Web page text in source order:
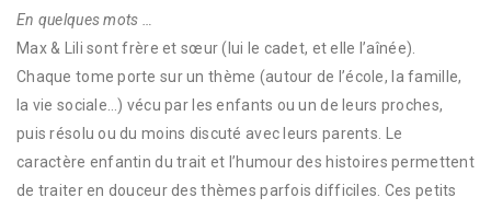
En quelques mots …
Max & Lili sont frère et sœur (lui le cadet, et elle l’aînée).
Chaque tome porte sur un thème (autour de l’école, la famille,
la vie sociale…) vécu par les enfants ou un de leurs proches,
puis résolu ou du moins discuté avec leurs parents. Le
caractère enfantin du trait et l’humour des histoires permettent
de traiter en douceur des thèmes parfois difficiles. Ces petits